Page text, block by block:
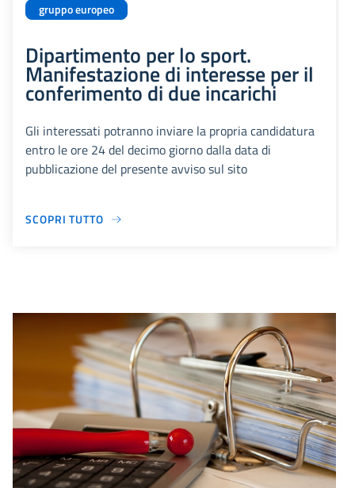
gruppo europeo
Dipartimento per lo sport.
Manifestazione di interesse per il
conferimento di due incarichi
Gli interessati potranno inviare la propria candidatura
entro le ore 24 del decimo giorno dalla data di
pubblicazione del presente avviso sul sito
SCOPRI TUTTO